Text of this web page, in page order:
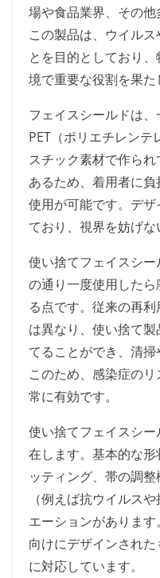
場や食品業界、その他
この製品は、ウイル
とを目的としており
境で重要な役割を果た
フェイスシールドは
PET（ポリエチレンテ
スチック素材で作ら
あるため、着用者に
使用が可能です。デ
ており、視界を妨げな
使い捨てフェイスシ
の通り一度使用した
る点です。従来の再
は異なり、使い捨て
てることができ、清掃
このため、感染症の
常に有効です。
使い捨てフェイスシ
在します。基本的な
ッティング、帯の調
（例えば抗ウイルス
エーションがありま
向けにデザインされ
に対応しています。